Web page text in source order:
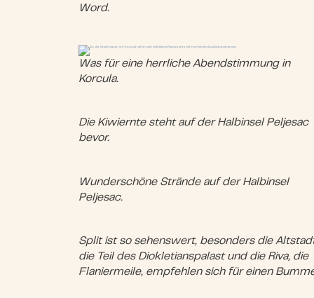
Word.
Was für eine herrliche Abendstimmung in
Korcula.
Die Kiwiernte steht auf der Halbinsel Peljesac
bevor.
Wunderschöne Strände auf der Halbinsel
Peljesac.
Split ist so sehenswert, besonders die
die Teil des Diokletianspalast und die Riva, die
Flaniermeile, empfehlen sich für einen